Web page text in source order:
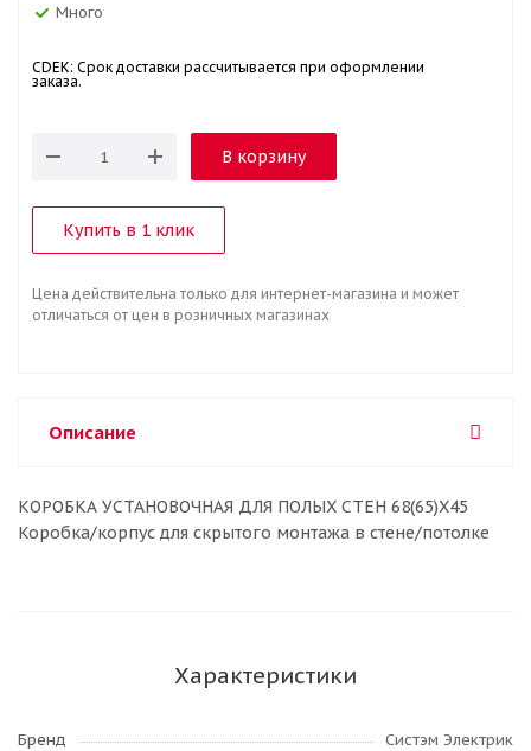
Много
CDEK: Срок доставки рассчитывается при оформлении
заказа.
В корзину
Купить в 1 клик
Цена действительна только для интернет-магазина и может
отличаться от цен в розничных магазинах
Описание
КОРОБКА УСТАНОВОЧНАЯ ДЛЯ ПОЛЫХ СТЕН 68(65)X45
Коробка/корпус для скрытого монтажа в стене/потолке
Характеристики
Бренд
Систэм Электрик